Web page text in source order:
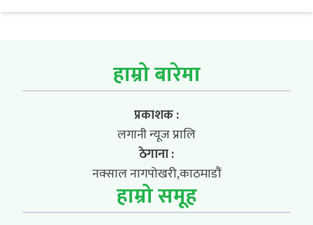
हाम्रो बारेमा
प्रकाशक :
लगानी न्यूज प्रालि
ठेगाना :
नक्साल नागपोखरी,काठमाडौं
हाम्रो समूह